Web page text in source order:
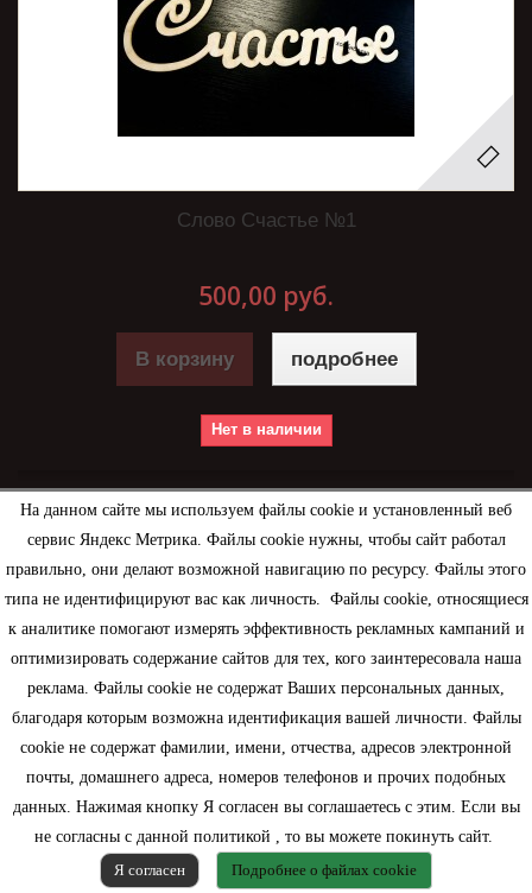
На данном сайте мы используем файлы cookie и установленный веб
сервис Яндекс Метрика. Файлы cookie нужны, чтобы сайт работал
правильно, они делают возможной навигацию по ресурсу. Файлы этого
типа не идентифицируют вас как личность. Файлы cookie, относящиеся
к аналитике помогают измерять эффективность рекламных кампаний и
оптимизировать содержание сайтов для тех, кого заинтересовала наша
реклама. Файлы cookie не содержат Ваших персональных данных,
благодаря которым возможна идентификация вашей личности. Файлы
cookie не содержат фамилии, имени, отчества, адресов электронной
почты, домашнего адреса, номеров телефонов и прочих подобных
данных. Нажимая кнопку Я согласен вы соглашаетесь с этим. Если вы
не согласны с данной политикой , то вы можете покинуть сайт.
Я согласен
Подробнее о файлах cookie
Слово Счастье №1
500,00 руб.
В корзину подробнее
Нет в наличии
Слово Жду Тебя